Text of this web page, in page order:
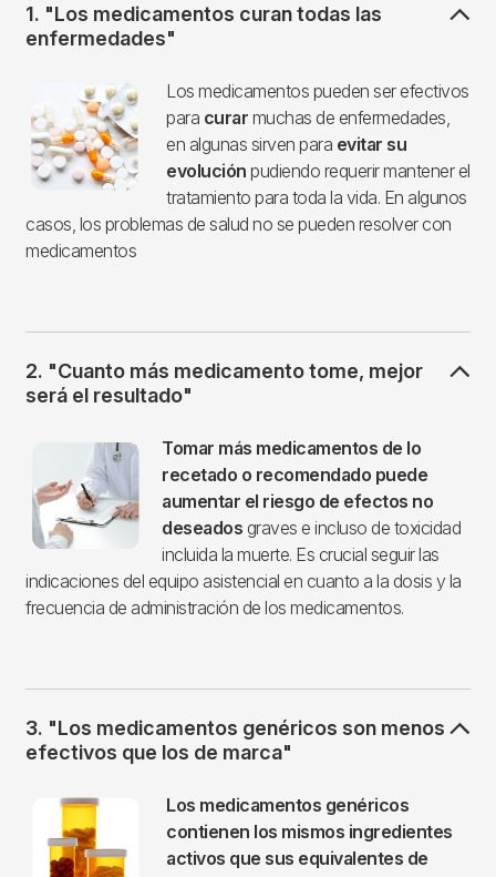
1. "Los medicamentos curan todas las
enfermedades"
Los medicamentos pueden ser efectivos
para curar muchas de enfermedades,
en algunas sirven para evitar su
evolución pudiendo requerir mantener el
tratamiento para toda la vida. En algunos
casos, los problemas de salud no se pueden resolver con
medicamentos
2. "Cuanto más medicamento tome, mejor
será el resultado"
Tomar más medicamentos de lo
recetado o recomendado puede
aumentar el riesgo de efectos no
deseados graves e incluso de toxicidad
incluida la muerte. Es crucial seguir las
indicaciones del equipo asistencial en cuanto a la dosis y la
frecuencia de administración de los medicamentos.
3. "Los medicamentos genéricos son menos
efectivos que los de marca"
Imagen
Los medicamentos genéricos
contienen los mismos ingredientes
activos que sus equivalentes de